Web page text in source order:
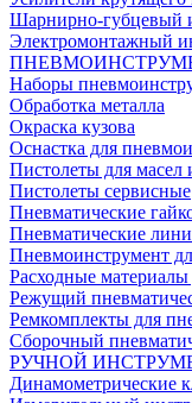
Шарнирно-губцевый
Электромонтажный
Наборы
Обработка металла
Окраска кузова
Оснастка для
Пистолеты для масел
Пистолеты сервисные
Пневматические
Пневматические
Пневмоинструмент
Расходные
Режущий
Ремкомплекты для
Сборочный
РУЧНОЙ
Динамометрические